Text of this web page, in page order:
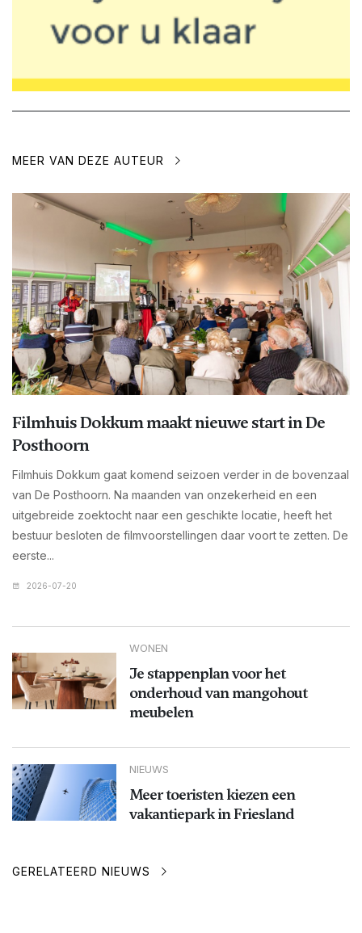
MEER VAN DEZE AUTEUR
Filmhuis Dokkum maakt nieuwe start in De
Posthoorn
Filmhuis Dokkum gaat komend seizoen verder in de bovenzaal
van De Posthoorn. Na maanden van onzekerheid en een
uitgebreide zoektocht naar een geschikte locatie, heeft het
bestuur besloten de filmvoorstellingen daar voort te zetten. De
eerste...
2026-07-20
WONEN
Je stappenplan voor het
onderhoud van mangohout
meubelen
NIEUWS
Meer toeristen kiezen een
vakantiepark in Friesland
GERELATEERD NIEUWS